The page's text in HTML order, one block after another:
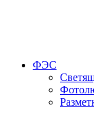
ФЭС